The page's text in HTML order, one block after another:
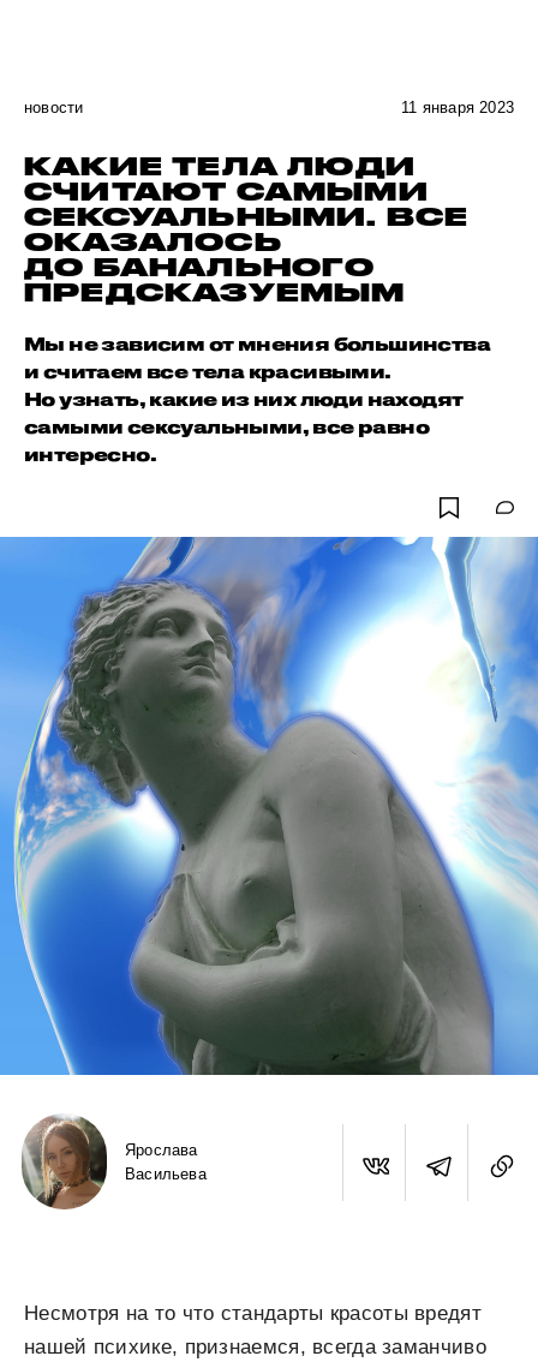
новости 11 января 2023
КАКИЕ ТЕЛА ЛЮДИ
СЧИТАЮТ САМЫМИ
СЕКСУАЛЬНЫМИ. ВСЕ
ОКАЗАЛОСЬ
ДО БАНАЛЬНОГО
ПРЕДСКАЗУЕМЫМ
Мы не зависим от мнения большинства
и считаем все тела красивыми.
Но узнать, какие из них люди находят
самыми сексуальными, все равно
интересно.
Ярослава
Васильева
Несмотря на то что стандарты красоты вредят
нашей психике, признаемся, всегда заманчиво